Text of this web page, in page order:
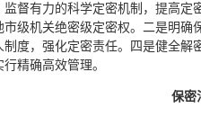
监督有力的科学定密机制，提高
级机关绝密级定密权。二是明
度，强化定密责任。四是健全
精确高效管理。
保密